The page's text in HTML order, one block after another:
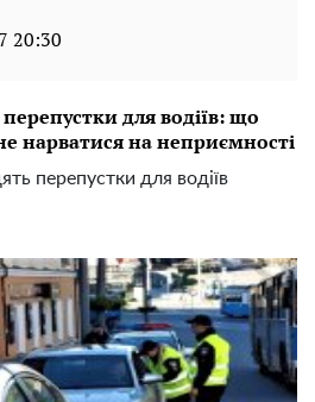
20:30
для водіїв: що
нарватися на неприємності
перепустки для водіїв